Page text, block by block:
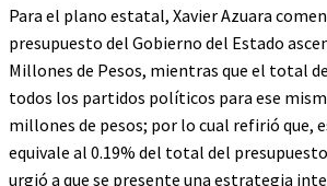
Para el plano estatal, Xavier Azuara
presupuesto del Gobierno del Estado
Millones de Pesos, mientras que el total
todos los partidos políticos para ese
millones de pesos; por lo cual refirió que,
equivale al 0.19% del total del
urgió a que se presente una estrategia